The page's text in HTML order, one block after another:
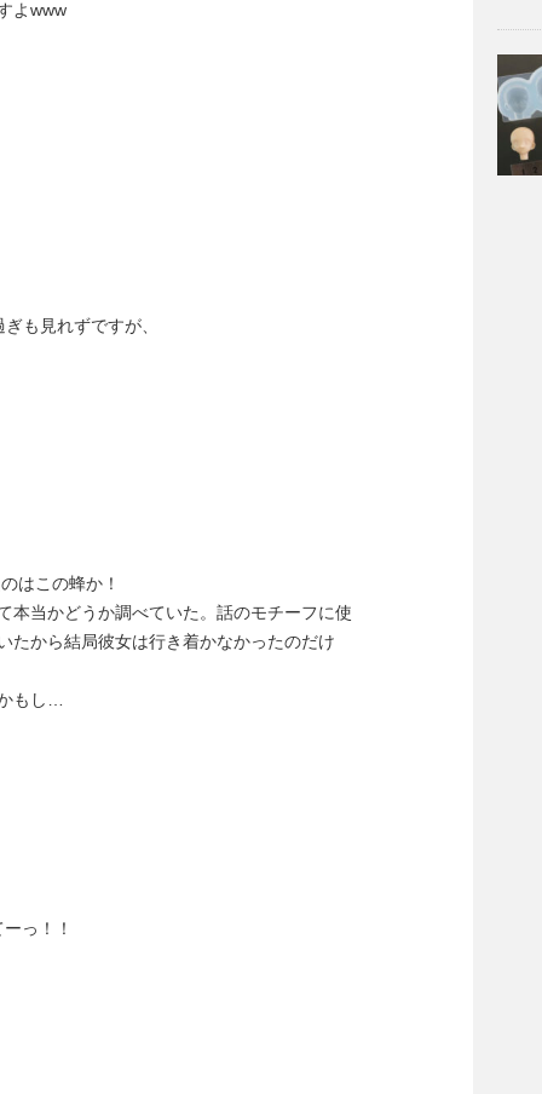
よwww
も見れずですが、
はこの蜂か！
本当かどうか調べていた。話のモチーフに使
たから結局彼女は行き着かなかったのだけ
もし…
っ！！